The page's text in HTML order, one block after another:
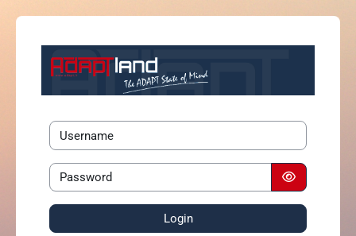
Username
Password
Login